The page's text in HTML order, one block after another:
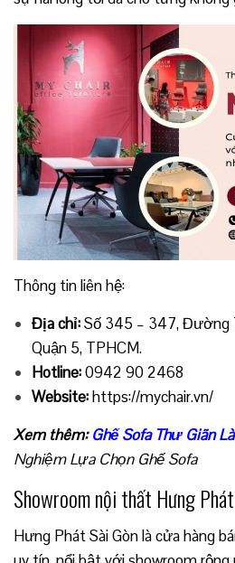
Thông tin liên hệ:
Địa chỉ:Số 345 – 347, Đường
Quận 5, TPHCM.
Hotline:0942 90 2468
Website:https://mychair.vn/
Xem thêm: Ghế Sofa Thư Giãn
Nghiệm Lựa Chọn Ghế Sofa
Showroom nội thất Hưng
Hưng Phát Sài Gòn là cửa hàng